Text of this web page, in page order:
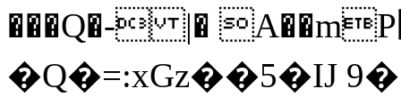
���Q�- |� A��mP׵�A�U{�ak`A��2F
�Q�=:xGz��5�IJ